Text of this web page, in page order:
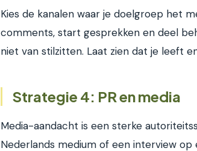
Kies de kanalen waar je doelgroep het
comments, start gesprekken en deel
niet van stilzitten. Laat zien dat je leeft
Strategie 4: PR en media
Media-aandacht is een sterke
Nederlands medium of een interview